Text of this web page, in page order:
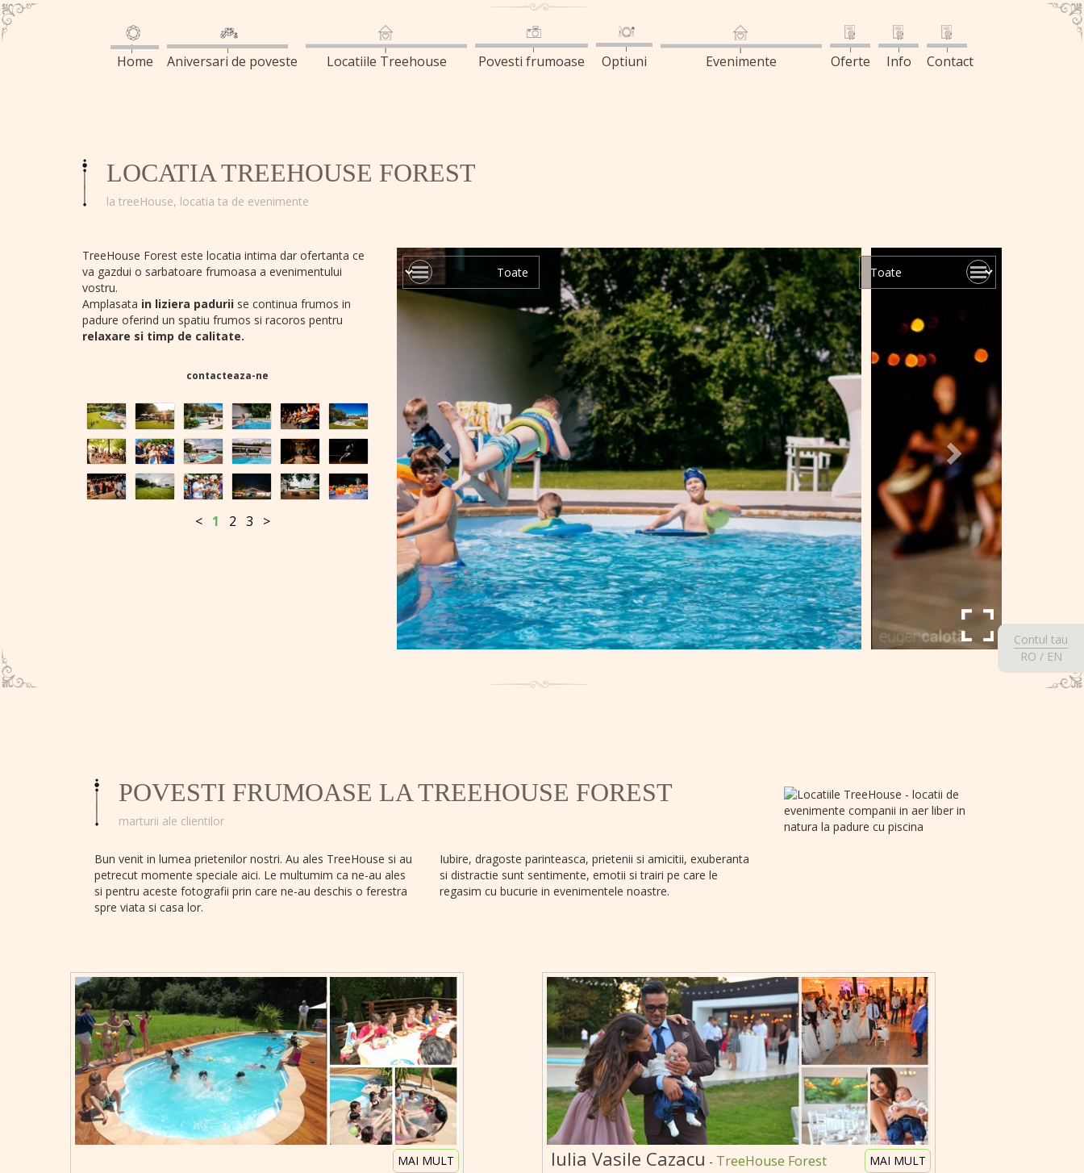
Contul tau
RO / EN
Home Aniversari de poveste Locatiile Treehouse Povesti frumoase Optiuni Evenimente Oferte Info Contact
LOCATIA TREEHOUSE FOREST
la treeHouse, locatia ta de evenimente
TreeHouse Forest este locatia intima dar ofertanta ce
va gazdui o sarbatoare frumoasa a evenimentului
vostru.
Amplasata in liziera padurii se continua frumos in
padure oferind un spatiu frumos si racoros pentru
relaxare si timp de calitate.
contacteaza-ne
< 1 2 3 >
POVESTI FRUMOASE LA TREEHOUSE FOREST
marturii ale clientilor
Bun venit in lumea prietenilor nostri. Au ales TreeHouse si au
petrecut momente speciale aici. Le multumim ca ne-au ales
si pentru aceste fotografii prin care ne-au deschis o ferestra
spre viata si casa lor.
Iubire, dragoste parinteasca, prietenii si amicitii, exuberanta
si distractie sunt sentimente, emotii si trairi pe care le
regasim cu bucurie in evenimentele noastre.
MAI MULT MAI MULT
Iulia Vasile Cazacu - TreeHouse Forest